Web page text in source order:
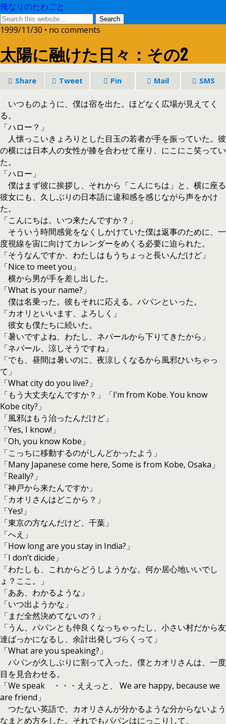
俺なりのたわごと
1999/11/30 • no comments
太陽に融けた日々：その2
Share Tweet Pin Mail SMS
いつものように、僕は宿を出た。ほどなく広場が見えてく
る。
「ハロー？」
人懐っこいきょろりとした目玉の若者が手を振っていた。彼
の横には日本人の女性が膝を合わせて座り、にこにこ笑ってい
た。
「ハロー」
僕はまず彼に挨拶し、それから「こんにちは」と、横に座る
彼女にも、久しぶりの日本語に違和感を感じながら声をかけ
た。
「こんにちは。いつ来たんですか？」
そういう時間感覚をなくしかけていた僕は返事のために、一
度視線を宙に向けてカレンダーをめくる必要に迫られた。
「そうなんですか、わたしはもうちょっと長いんだけど」
「Nice to meet you」
横から男が手を差し出した。
「What is your name?」
僕は名乗った。彼もそれに応える。パパンといった。
「カオリといいます、よろしく」
彼女も僕たちに続いた。
「暑いですよね、わたし、ネパールから下りてきたから」
「ネパール、涼しそうですね」
「でも、昼間は暑いのに、夜涼しくなるから風邪ひいちゃっ
て」
「What city do you live?」
「もう大丈夫なんですか？」「I’m from Kobe. You know
Kobe city?」
「風邪はもう治ったんだけど」
「Yes, I know!」
「Oh, you know Kobe」
「こっちに移動するのがしんどかったよう」
「Many Japanese come here, Some is from Kobe, Osaka」
「Really?」
「神戸から来たんですか」
「カオリさんはどこから？」
「Yes!」
「東京の方なんだけど、千葉」
「へえ」
「How long are you stay in India?」
「I don’t dicide」
「わたしも、これからどうしようかな。何か居心地いいでし
ょ？ここ。」
「ああ、わかるような」
「いつ出ようかな」
「まだ全然決めてないの？」
「うん、パパンとも仲良くなっちゃったし、小さい村だから友
達ばっかになるし、余計出発しづらくって」
「What are you speaking?」
パパンが久しぶりに割って入った。僕とカオリさんは、一度
目を見合わせる。
「We speak ・・・ええっと、 We are happy, because we
are friend」
つたない英語で、カオリさんが分かるような分からないよう
なまとめ方をした。それでもパパンはにっこりして、